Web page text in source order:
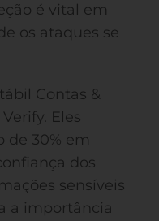
é vital em
os ataques se
Contas &
Eles
de 30% em
dos
sensíveis
a importância